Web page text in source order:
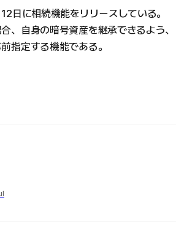
日に相続機能をリリースしている。
、自身の暗号資産を継承できるよう、
指定する機能である。